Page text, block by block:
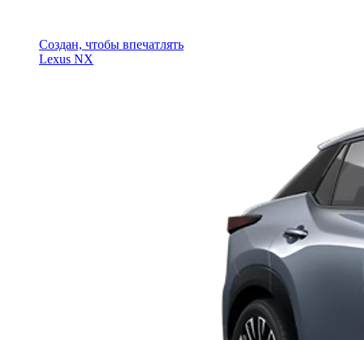
Создан, чтобы впечатлять
Lexus NX